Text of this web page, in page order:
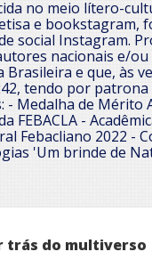
no meio lítero-
e bookstagram,
social Instagram.
nacionais e/
e que, às
tendo por
- Medalha de
FEBACLA -
Febacliano 2022 -
'Um brinde de
trás do multiverso